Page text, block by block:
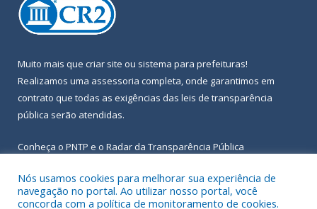
Muito mais que criar site ou sistema para prefeituras!
Realizamos uma assessoria completa, onde garantimos em
contrato que todas as exigências das leis de transparência
pública serão atendidas.
Conheça o PNTP e o Radar da Transparência Pública
Nós usamos cookies para melhorar sua experiência de
navegação no portal. Ao utilizar nosso portal, você
concorda com a política de monitoramento de cookies.